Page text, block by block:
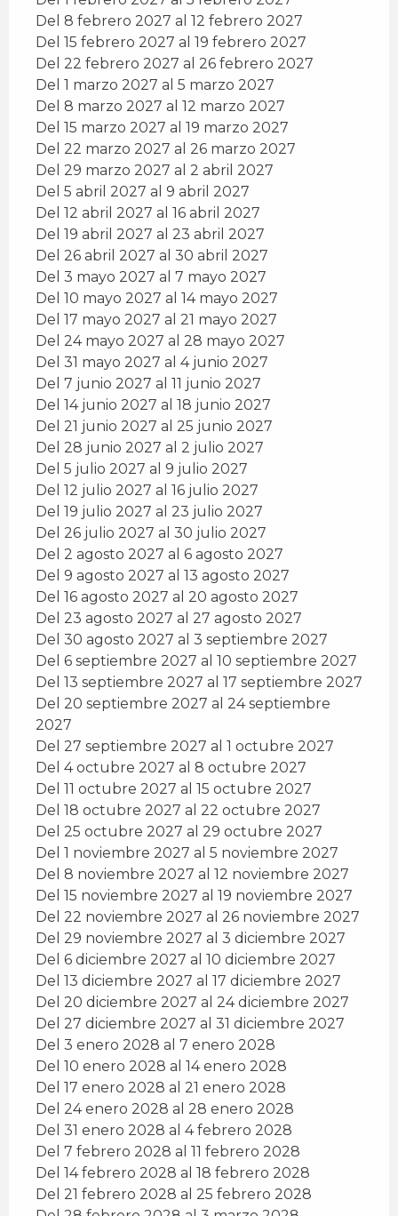
Del 8 febrero 2027 al 12 febrero 2027
Del 15 febrero 2027 al 19 febrero 2027
Del 22 febrero 2027 al 26 febrero 2027
Del 1 marzo 2027 al 5 marzo 2027
Del 8 marzo 2027 al 12 marzo 2027
Del 15 marzo 2027 al 19 marzo 2027
Del 22 marzo 2027 al 26 marzo 2027
Del 29 marzo 2027 al 2 abril 2027
Del 5 abril 2027 al 9 abril 2027
Del 12 abril 2027 al 16 abril 2027
Del 19 abril 2027 al 23 abril 2027
Del 26 abril 2027 al 30 abril 2027
Del 3 mayo 2027 al 7 mayo 2027
Del 10 mayo 2027 al 14 mayo 2027
Del 17 mayo 2027 al 21 mayo 2027
Del 24 mayo 2027 al 28 mayo 2027
Del 31 mayo 2027 al 4 junio 2027
Del 7 junio 2027 al 11 junio 2027
Del 14 junio 2027 al 18 junio 2027
Del 21 junio 2027 al 25 junio 2027
Del 28 junio 2027 al 2 julio 2027
Del 5 julio 2027 al 9 julio 2027
Del 12 julio 2027 al 16 julio 2027
Del 19 julio 2027 al 23 julio 2027
Del 26 julio 2027 al 30 julio 2027
Del 2 agosto 2027 al 6 agosto 2027
Del 9 agosto 2027 al 13 agosto 2027
Del 16 agosto 2027 al 20 agosto 2027
Del 23 agosto 2027 al 27 agosto 2027
Del 30 agosto 2027 al 3 septiembre 2027
Del 6 septiembre 2027 al 10 septiembre 2027
Del 13 septiembre 2027 al 17 septiembre 2027
Del 20 septiembre 2027 al 24 septiembre
2027
Del 27 septiembre 2027 al 1 octubre 2027
Del 4 octubre 2027 al 8 octubre 2027
Del 11 octubre 2027 al 15 octubre 2027
Del 18 octubre 2027 al 22 octubre 2027
Del 25 octubre 2027 al 29 octubre 2027
Del 1 noviembre 2027 al 5 noviembre 2027
Del 8 noviembre 2027 al 12 noviembre 2027
Del 15 noviembre 2027 al 19 noviembre 2027
Del 22 noviembre 2027 al 26 noviembre 2027
Del 29 noviembre 2027 al 3 diciembre 2027
Del 6 diciembre 2027 al 10 diciembre 2027
Del 13 diciembre 2027 al 17 diciembre 2027
Del 20 diciembre 2027 al 24 diciembre 2027
Del 27 diciembre 2027 al 31 diciembre 2027
Del 3 enero 2028 al 7 enero 2028
Del 10 enero 2028 al 14 enero 2028
Del 17 enero 2028 al 21 enero 2028
Del 24 enero 2028 al 28 enero 2028
Del 31 enero 2028 al 4 febrero 2028
Del 7 febrero 2028 al 11 febrero 2028
Del 14 febrero 2028 al 18 febrero 2028
Del 21 febrero 2028 al 25 febrero 2028